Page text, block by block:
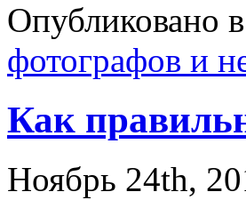
Опубликовано
фотографов и
Как
Ноябрь 24th,